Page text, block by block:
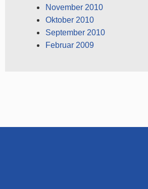
November 2010
Oktober 2010
September 2010
Februar 2009